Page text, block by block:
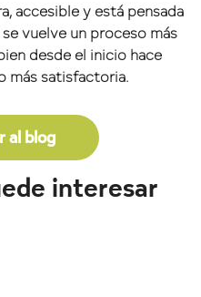
accesible y está pensada
vuelve un proceso más
desde el inicio hace
más satisfactoria.
al blog
interesar